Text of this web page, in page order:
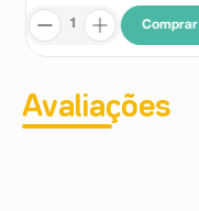
Comprar
Avaliações